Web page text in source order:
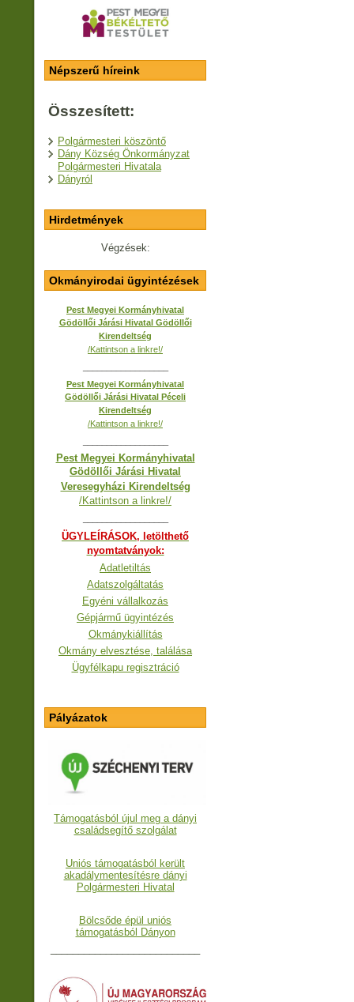
Népszerű híreink
Összesített:
Polgármesteri köszöntő
Dány Község Önkormányzat
Polgármesteri Hivatala
Dányról
Hirdetmények
Végzések:
Okmányirodai ügyintézések
Pest Megyei Kormányhivatal
Gödöllői Járási Hivatal Gödöllői
Kirendeltség
/Kattintson a linkre!/
Pest Megyei Kormányhivatal
Gödöllői Járási Hivatal Péceli
Kirendeltség
/Kattintson a linkre!/
Pest Megyei Kormányhivatal
Gödöllői Járási Hivatal
Veresegyházi Kirendeltség
/Kattintson a linkre!/
ÜGYLEÍRÁSOK, letölthető
nyomtatványok:
Adatletiltás
Adatszolgáltatás
Egyéni vállalkozás
Gépjármű ügyintézés
Okmánykiállítás
Okmány elvesztése, találása
Ügyfélkapu regisztráció
Pályázatok
Támogatásból újul meg a dányi
családsegítő szolgálat
Uniós támogatásból került
akadálymentesítésre dányi
Polgármesteri Hivatal
Bölcsőde épül uniós
támogatásból Dányon